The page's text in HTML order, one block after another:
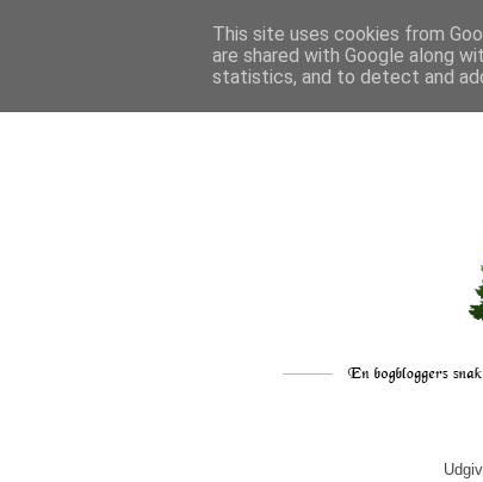
This site uses cookies from
are shared with Google along
statistics, and to detect and